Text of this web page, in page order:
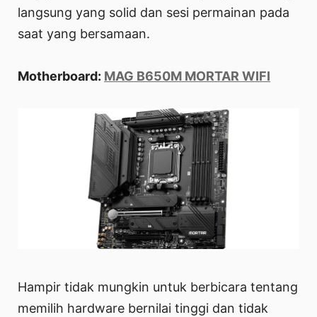
langsung yang solid dan sesi permainan pada
saat yang bersamaan.
Motherboard: MAG B650M MORTAR WIFI
Hampir tidak mungkin untuk berbicara tentang
memilih hardware bernilai tinggi dan tidak